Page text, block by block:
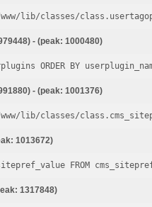
www/lib/classes/
- (peak: 1000480)
- (peak: 1001376)
www/lib/classes/
1013672)
1317848)